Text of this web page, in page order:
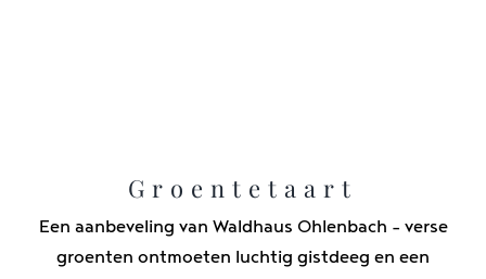
Groentetaart
Een aanbeveling van Waldhaus Ohlenbach - verse
groenten ontmoeten luchtig gistdeeg en een